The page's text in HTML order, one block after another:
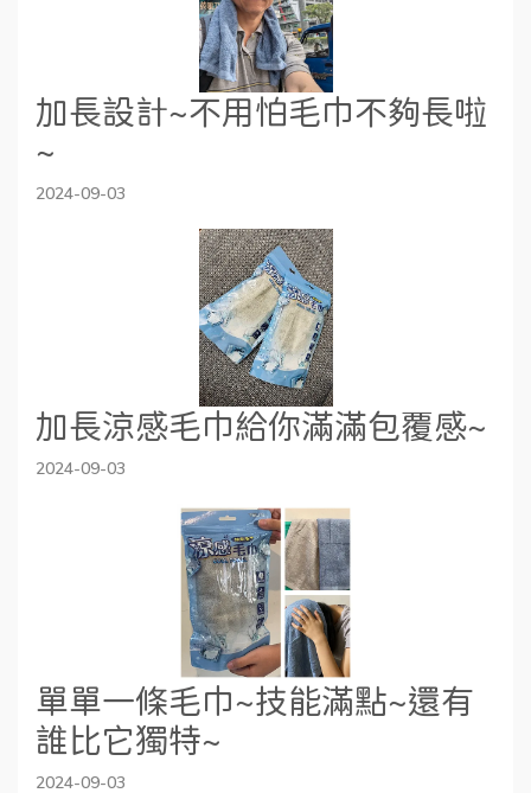
加長設計~不用怕毛巾不夠長啦
~
2024-09-03
加長涼感毛巾給你滿滿包覆感~
2024-09-03
單單一條毛巾~技能滿點~還有
誰比它獨特~
2024-09-03